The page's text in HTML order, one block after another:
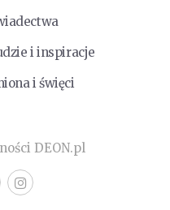
i inspiracje
i święci
DEON.pl